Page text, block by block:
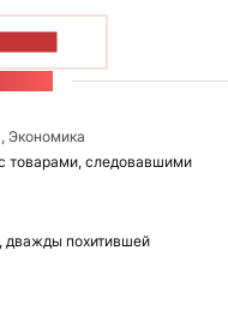
Экономика
товарами, следовавшими
дважды похитившей